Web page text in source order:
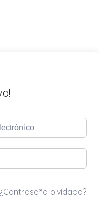
¿Contraseña olvidada?